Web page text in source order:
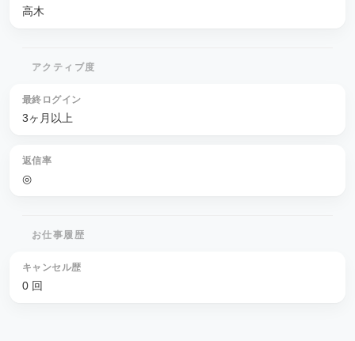
高木
アクティブ度
最終ログイン
3ヶ月以上
返信率
◎
お仕事履歴
キャンセル歴
0 回